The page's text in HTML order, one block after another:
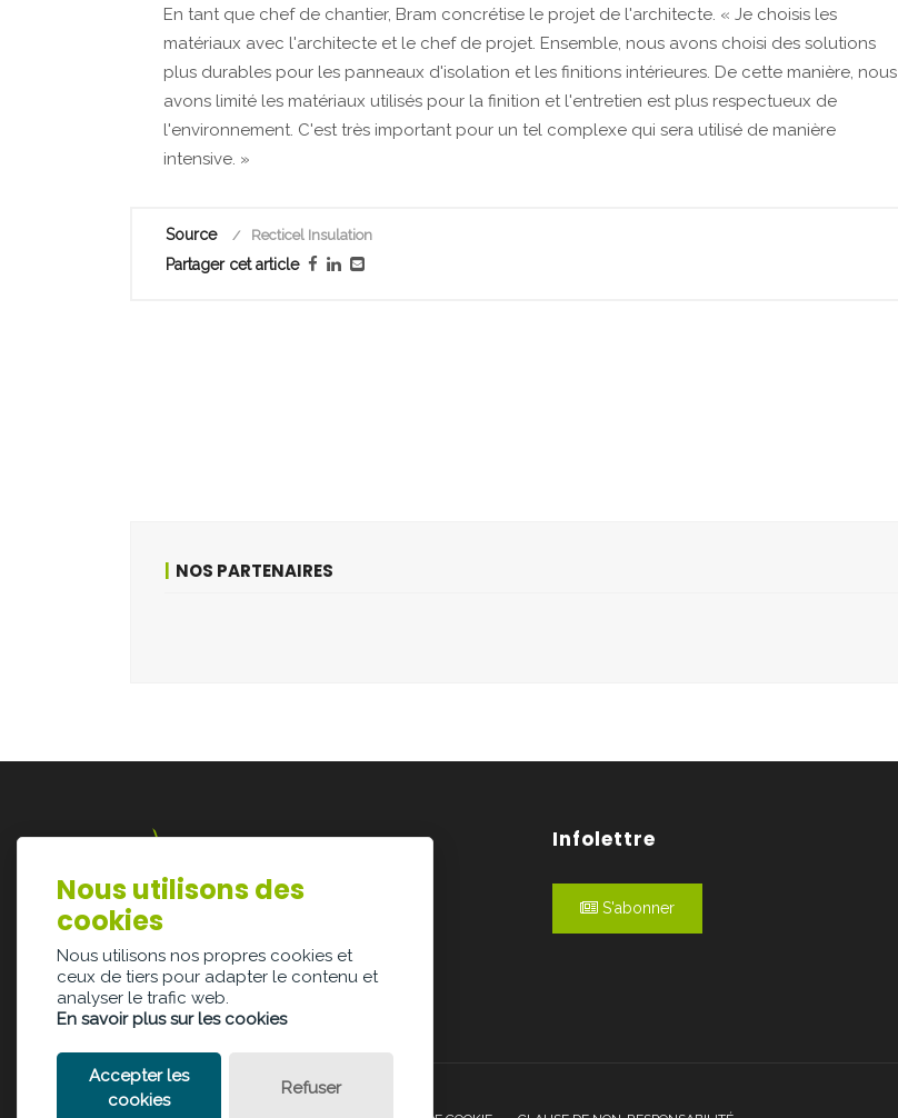
En tant que chef de chantier, Bram concrétise le projet de l'architecte. « Je choisis les
matériaux avec l'architecte et le chef de projet. Ensemble, nous avons choisi des solutions
plus durables pour les panneaux d'isolation et les finitions intérieures. De cette manière, nous
avons limité les matériaux utilisés pour la finition et l'entretien est plus respectueux de
l'environnement. C'est très important pour un tel complexe qui sera utilisé de manière
intensive. »
Source Recticel Insulation
Partager cet article
NOS PARTENAIRES
Lazarijstraat 168
3500 Hasselt
Infolettre
S'abonner
Nous utilisons des
cookies
Nous utilisons nos propres cookies et
ceux de tiers pour adapter le contenu et
analyser le trafic web.
En savoir plus sur les cookies
Accepter les
cookies
Refuser